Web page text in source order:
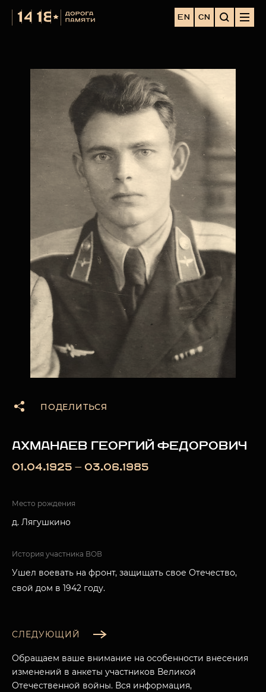
EN CN
ПОДЕЛИТЬСЯ
АХМАНАЕВ ГЕОРГИЙ ФЕДОРОВИЧ
01.04.1925 — 03.06.1985
Место рождения
д. Лягушкино
История участника ВОВ
Ушел воевать на фронт, защищать свое Отечество,
свой дом в 1942 году.
СЛЕДУЮЩИЙ
Обращаем ваше внимание на особенности внесения
изменений в анкеты участников Великой
Отечественной войны. Вся информация,